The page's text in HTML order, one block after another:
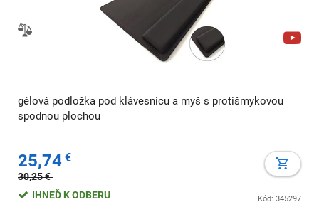
gélová podložka pod klávesnicu a myš s protišmykovou
spodnou plochou
25,74 €
30,25€
Kód: 345297
IHNEĎ K ODBERU